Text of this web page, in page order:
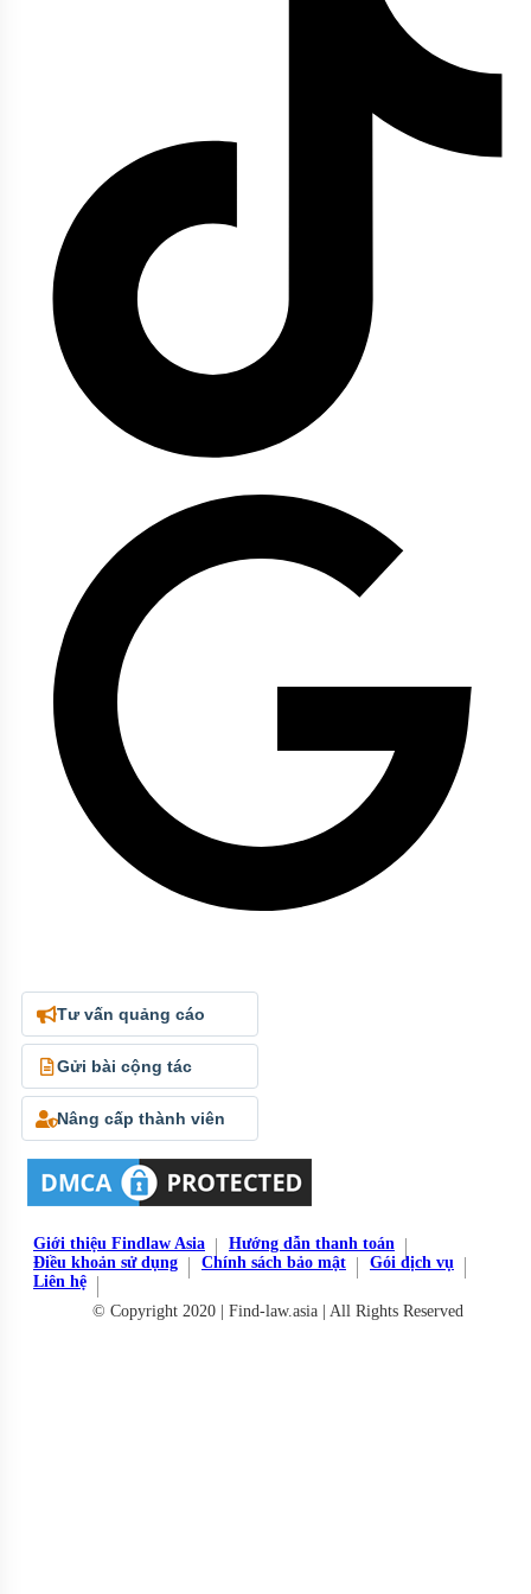
Tư vấn quảng cáo
Gửi bài cộng tác
Nâng cấp thành viên
Giới thiệu Findlaw Asia
Hướng dẫn thanh toán
Điều khoản sử dụng
Chính sách bảo mật
Gói dịch vụ
Liên hệ
© Copyright 2020 | Find-law.asia | All Rights Reserved